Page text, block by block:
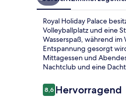
Royal Holiday Palace
Volleyballplatz und eine
Wasserspaß, während
Entspannung gesorgt
Mittagessen und
Nachtclub und eine
Bewertungen
8,68,6 von 10.
Hervorragend